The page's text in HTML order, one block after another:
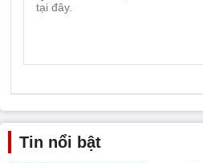
Tin nổi bật